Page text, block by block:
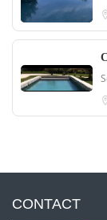
CONTACT